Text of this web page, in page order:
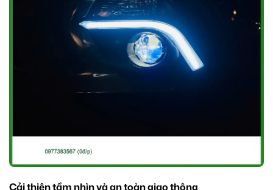
Cải thiện tầm nhìn và an toàn giao thông